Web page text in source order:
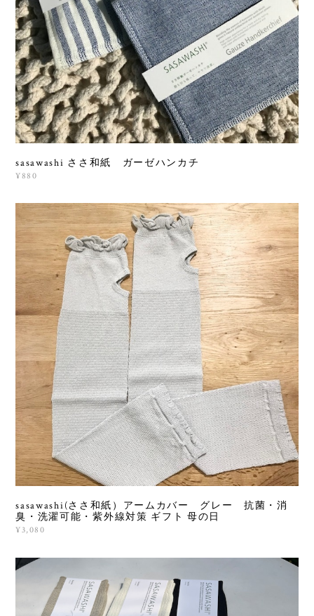
sasawashi ささ和紙 ガーゼハンカチ
¥880
sasawashi(ささ和紙）アームカバー グレー 抗菌・消
臭・洗濯可能・紫外線対策 ギフト 母の日
¥3,080